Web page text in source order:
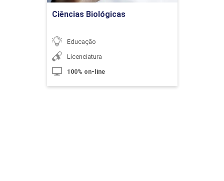
Ciências Biológicas
Educação
Licenciatura
100% on-line